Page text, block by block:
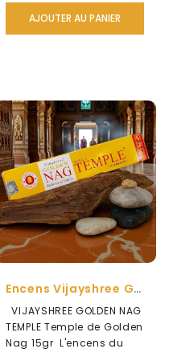
AJOUTER AU PANIER
Encens Vijayshree Golden Nag Temple
VIJAYSHREE GOLDEN NAG
TEMPLE Temple de Golden
Nag 15gr L'encens du